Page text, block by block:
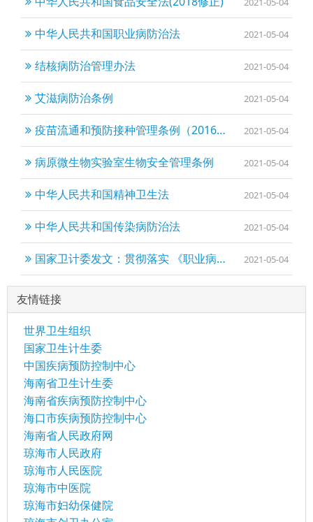
中华人民共和国职业病防治法 2021-05-04
结核病防治管理办法 2021-05-04
艾滋病防治条例 2021-05-04
疫苗流通和预防接种管理条例（2016年修正） 2021-05-04
病原微生物实验室生物安全管理条例 2021-05-04
中华人民共和国精神卫生法 2021-05-04
中华人民共和国传染病防治法 2021-05-04
国家卫计委发文：贯彻落实 《职业病防治法》做好医疗机构放射性职业病危害监督管理工作 2021-05-04
友情链接
世界卫生组织
国家卫生计生委
中国疾病预防控制中心
海南省卫生计生委
海南省疾病预防控制中心
海口市疾病预防控制中心
海南省人民政府网
琼海市人民政府
琼海市人民医院
琼海市中医院
琼海市妇幼保健院